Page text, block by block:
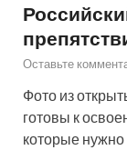
Оставьте
Фото из
готовы к
которые